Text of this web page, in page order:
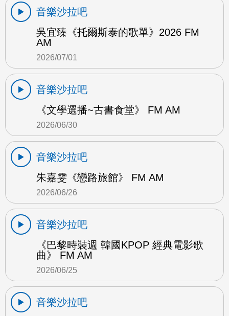
音樂沙拉吧
吳宜臻《托爾斯泰的歌單》2026 FM
AM
2026/07/01
音樂沙拉吧
《文學選播~古書食堂》 FM AM
2026/06/30
音樂沙拉吧
朱嘉雯《戀路旅館》 FM AM
2026/06/26
音樂沙拉吧
《巴黎時裝週 韓國KPOP 經典電影歌
曲》 FM AM
2026/06/25
音樂沙拉吧